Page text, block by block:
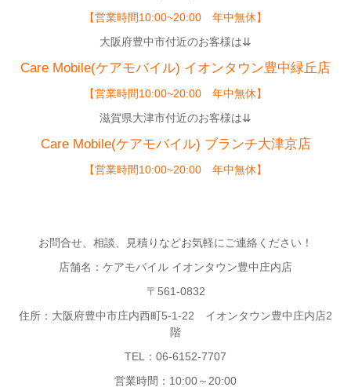
【営業時間10:00~20:00 年中無休】
大阪府豊中市付近のお客様は⇊
Care Mobile(ケアモバイル) イオンタウン豊中緑丘店
【営業時間10:00~20:00 年中無休】
滋賀県大津市付近のお客様は⇊
Care Mobile(ケアモバイル) ブランチ大津京店
【営業時間10:00~20:00 年中無休】
お問合せ、相談、見積りなどお気軽にご連絡ください！
店舗名：ケアモバイル イオンタウン豊中庄内店
〒561-0832
住所：大阪府豊中市庄内西町5-1-22 イオンタウン豊中庄内店2
階
TEL：06-6152-7707
営業時間：10:00～20:00